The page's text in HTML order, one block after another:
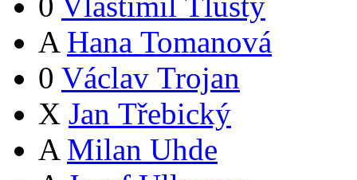
A Hana Tomanová
0 Václav Trojan
X Jan Třebický
A Milan Uhde